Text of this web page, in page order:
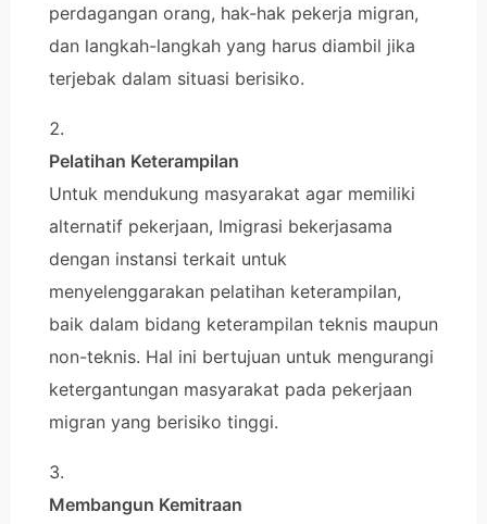
perdagangan orang, hak-hak pekerja migran,
dan langkah-langkah yang harus diambil jika
terjebak dalam situasi berisiko.
Pelatihan Keterampilan
Untuk mendukung masyarakat agar memiliki
alternatif pekerjaan, Imigrasi bekerjasama
dengan instansi terkait untuk
menyelenggarakan pelatihan keterampilan,
baik dalam bidang keterampilan teknis maupun
non-teknis. Hal ini bertujuan untuk mengurangi
ketergantungan masyarakat pada pekerjaan
migran yang berisiko tinggi.
Membangun Kemitraan